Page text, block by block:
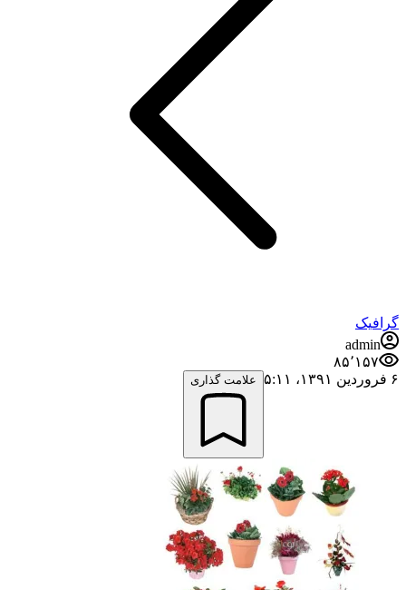
گرافیک
admin
۸۵٬۱۵۷
۶ فروردین ۱۳۹۱،‏ ۵:۱۱
علامت گذاری